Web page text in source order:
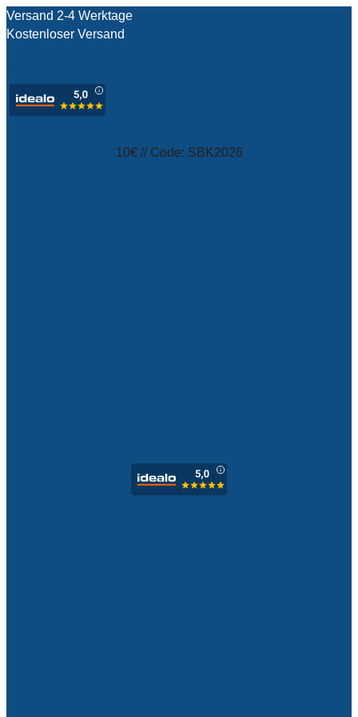
Versand 2-4 Werktage
Kostenloser Versand
10€ // Code: SBK2026